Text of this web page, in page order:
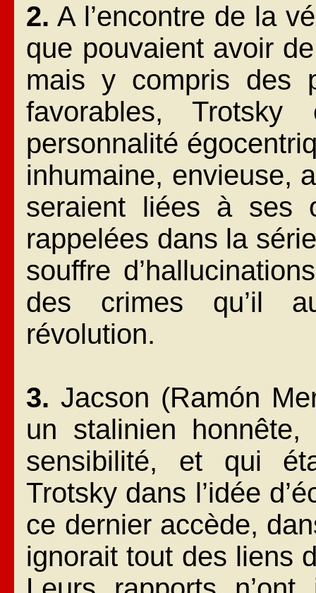
2. A l’encontre de la
que pouvaient avoir
mais y compris des
favorables,
personnalité
inhumaine, envieuse,
seraient liées à ses
rappelées dans la
souffre
des crimes qu’il
révolution.
3. Jacson (Ramón
un stalinien
sensibilité, et qui
Trotsky dans l’idée
ce dernier accède,
ignorait tout des liens